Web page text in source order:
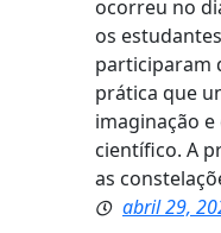
ocorreu no
os
participaram
prática que
imaginação
científico. A
as
abril 29,